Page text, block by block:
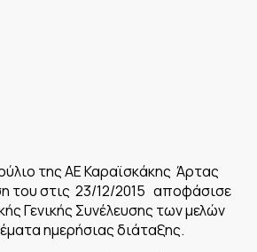
της ΑΕ Καραϊσκάκης Άρτας
του στις 23/12/2015 αποφάσισε
Γενικής Συνέλευσης των μελών
ημερήσιας διάταξης.